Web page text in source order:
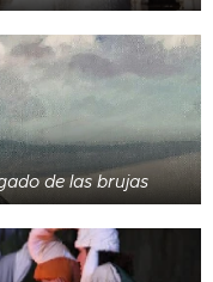
de las brujas